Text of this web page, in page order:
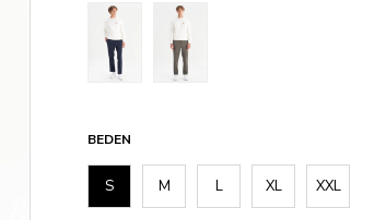
BEDEN
S M L XL XXL